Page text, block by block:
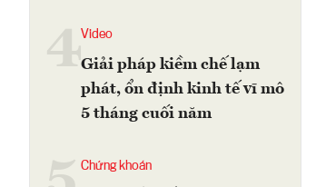
4Video
Giải pháp kiềm chế lạm
phát, ổn định kinh tế vĩ mô
5 tháng cuối năm
Chứng khoán